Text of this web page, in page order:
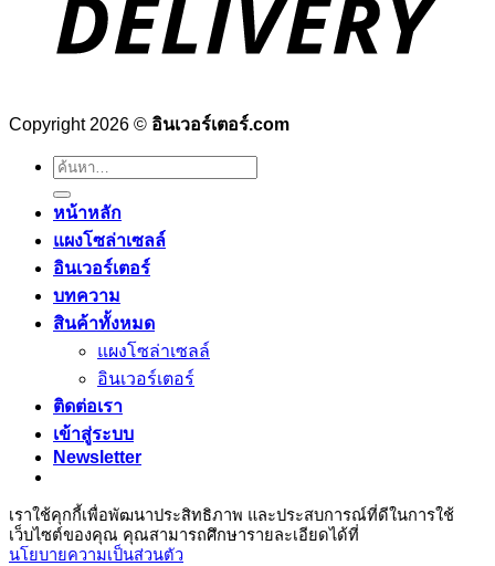
Copyright 2026 © อินเวอร์เตอร์.com
ค้นหา:
หน้าหลัก
แผงโซล่าเซลล์
อินเวอร์เตอร์
บทความ
สินค้าทั้งหมด
แผงโซล่าเซลล์
อินเวอร์เตอร์
ติดต่อเรา
เข้าสู่ระบบ
Newsletter
เราใช้คุกกี้เพื่อพัฒนาประสิทธิภาพ และประสบการณ์ที่ดีในการใช้
เว็บไซต์ของคุณ คุณสามารถศึกษารายละเอียดได้ที่
นโยบายความเป็นส่วนตัว